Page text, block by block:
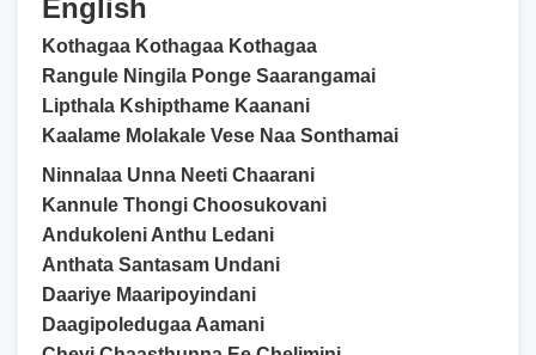
English
Kothagaa Kothagaa Kothagaa
Rangule Ningila Ponge Saarangamai
Lipthala Kshipthame Kaanani
Kaalame Molakale Vese Naa Sonthamai
Ninnalaa Unna Neeti Chaarani
Kannule Thongi Choosukovani
Andukoleni Anthu Ledani
Anthata Santasam Undani
Daariye Maaripoyindani
Daagipoledugaa Aamani